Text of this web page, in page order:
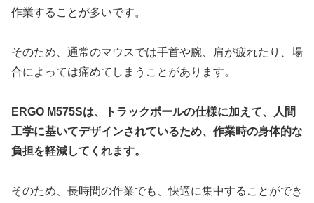
作業することが多いです。
そのため、通常のマウスでは手首や腕、肩が疲れたり、場
合によっては痛めてしまうことがあります。
ERGO M575Sは、トラックボールの仕様に加えて、人間
工学に基いてデザインされているため、作業時の身体的な
負担を軽減してくれます。
そのため、長時間の作業でも、快適に集中することができ